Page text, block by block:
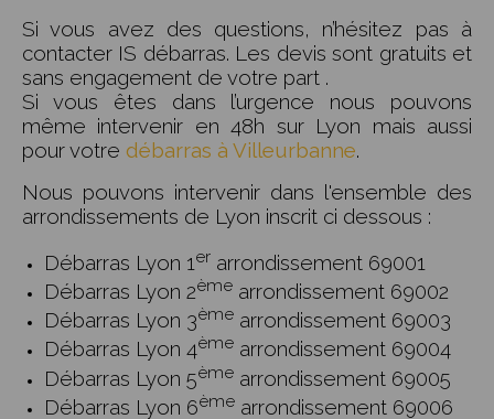
Si vous avez des questions, n’hésitez pas à
contacter IS débarras. Les devis sont gratuits et
sans engagement de votre part .
Si vous êtes dans l’urgence nous pouvons
même intervenir en 48h sur Lyon mais aussi
pour votre débarras à Villeurbanne.
Nous pouvons intervenir dans l'ensemble des
arrondissements de Lyon inscrit ci dessous :
Débarras Lyon 1 er arrondissement 69001
Débarras Lyon 2ème arrondissement 69002
Débarras Lyon 3ème arrondissement 69003
Débarras Lyon 4ème arrondissement 69004
Débarras Lyon 5ème arrondissement 69005
Débarras Lyon 6ème arrondissement 69006